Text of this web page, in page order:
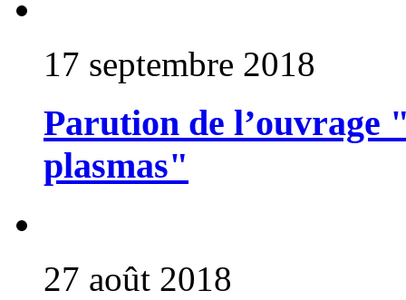
17 septembre 2018
Parution de l’ouvrage
plasmas"
27 août 2018